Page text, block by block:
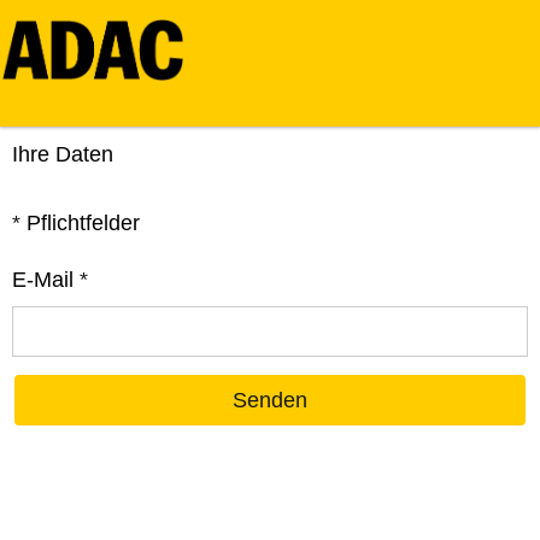
Ihre Daten
* Pflichtfelder
E-Mail *
Senden